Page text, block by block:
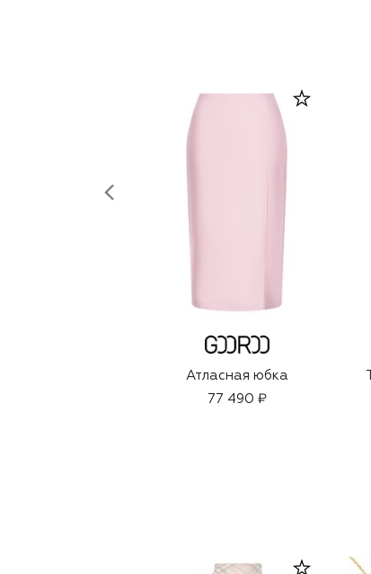
Атласная юбка
77 490 ₽